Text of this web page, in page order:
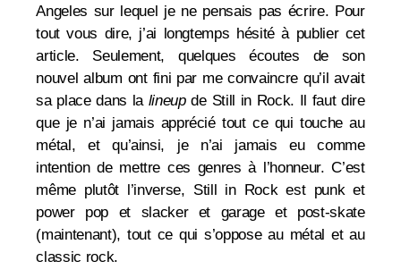
Angeles sur lequel je ne pensais pas écrire. Pour
tout vous dire, j’ai longtemps hésité à publier cet
article. Seulement, quelques écoutes de son
nouvel album ont fini par me convaincre qu’il avait
sa place dans la lineupde Still in Rock.
Il faut dire
que je n’ai jamais apprécié tout ce qui touche au
métal, et qu’ainsi, je n’ai jamais eu comme
intention de mettre ces genres à l’honneur. C’est
même plutôt l’inverse, Still in Rock est punk et
power pop et slacker et garage et post-skate
(maintenant), tout ce qui s’oppose au métal et au
classic rock.